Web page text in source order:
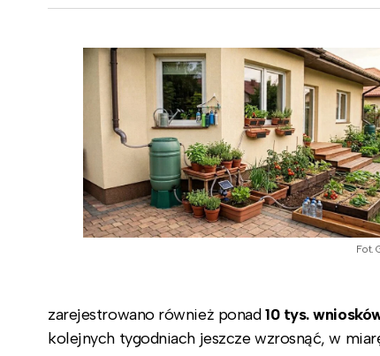
Fot.
zarejestrowano również ponad10 tys.
kolejnych tygodniach jeszcze wzrosnąć, w